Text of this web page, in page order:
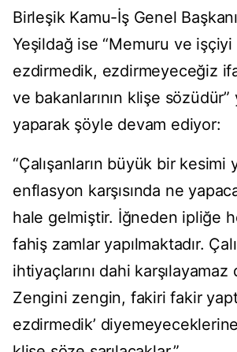
Birleşik Kamu-İş Genel
Yeşildağ ise “Memuru ve
ezdirmedik, ezdirmeyeceğiz
ve bakanlarının klişe
yaparak şöyle devam ediyor:
“Çalışanların büyük bir kesimi
enflasyon karşısında ne
hale gelmiştir. İğneden ipliğe
fahiş zamlar yapılmaktadır.
ihtiyaçlarını dahi karşılayamaz
Zengini zengin, fakiri fakir
ezdirmedik’